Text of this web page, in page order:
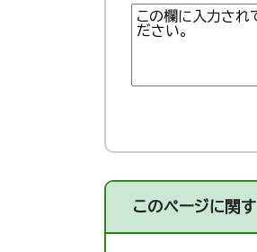
このページに関